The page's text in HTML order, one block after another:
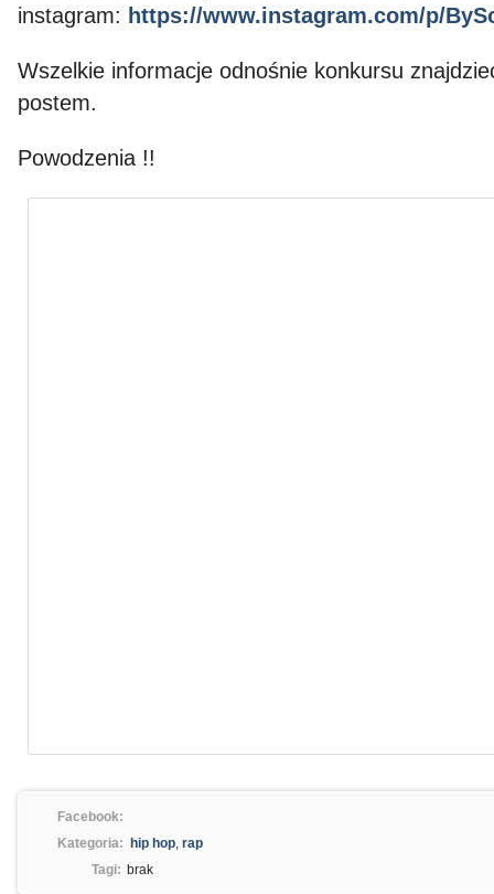
instagram: https://www.instagram.com/p/
Wszelkie informacje odnośnie konkursu
postem.
Powodzenia !!
Facebook:
Kategoria:
hip hop, rap
Tagi: brak